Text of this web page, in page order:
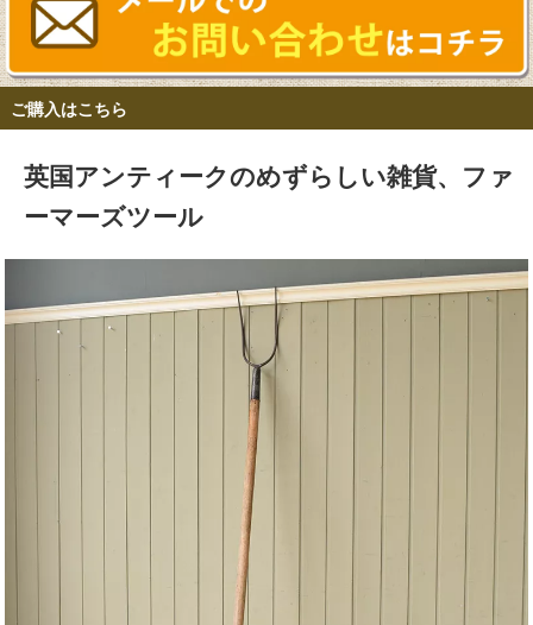
ご購入はこちら
英国アンティークのめずらしい雑貨、ファ
ーマーズツール